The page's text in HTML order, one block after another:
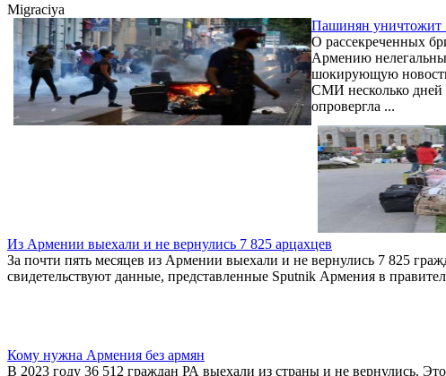
Migraciya
Пашинян уничтожит
О рассекреченных
Армению
шокирующую
СМИ несколько дней
опровергла ...
Из Армении выехали и не вернулись 7 825 арцахцев
За почти пять месяцев из Армении выехали и не вернулись 7 825
свидетельствуют данные, представленные Sputnik Армения в
Кому нужна Армения без армян
В 2023 году 36 512 граждан РА выехали из страны и не вернулись.